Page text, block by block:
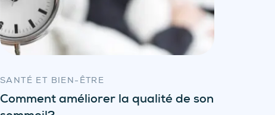
SANTÉ ET BIEN-ÊTRE
Comment améliorer la qualité de son